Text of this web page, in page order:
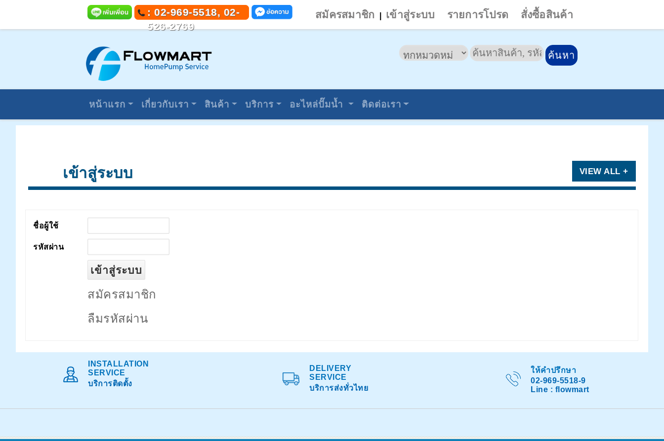
: 02-969-5518, 02-
526-2769
สมัครสมาชิก เข้าสู่ระบบ รายการโปรด สั่งซื้อสินค้า
หน้าแรก เกี่ยวกับเรา สินค้า บริการ อะไหล่ปั๊มน้ำ ติดต่อเรา
เข้าสู่ระบบ VIEW ALL +
ชื่อผู้ใช้
รหัสผ่าน
สมัครสมาชิก
ลืมรหัสผ่าน
INSTALLATION
SERVICE
บริการติดตั้ง
DELIVERY
SERVICE
บริการส่งทั่วไทย
ให้คำปรึกษา
02-969-5518-9
Line : flowmart